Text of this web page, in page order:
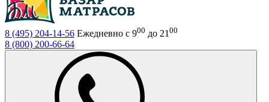
8 (495) 204-14-56 Ежедневно с 900 до 21 00
8 (800) 200-66-64